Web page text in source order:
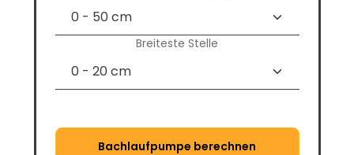
Breiteste Stelle
Bachlaufpumpe berechnen